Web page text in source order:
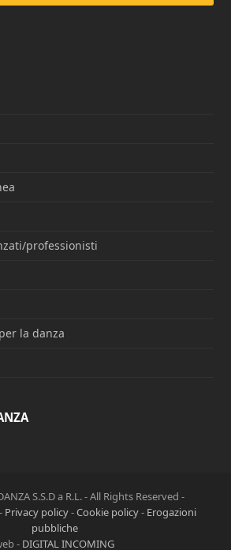
professionisti
la danza
S.S.D a R.L. - All Rights Reserved -
Privacy policy-Cookie policy- Erogazioni
pubbliche
- DIGITAL INCOMING